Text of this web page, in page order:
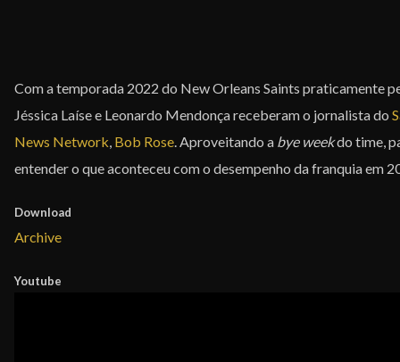
Com a temporada 2022 do New Orleans Saints praticamente
Jéssica Laíse e Leonardo Mendonça receberam o jornalista do
News Network, Bob Rose. Aproveitando a bye weekdo time,
entender o que aconteceu com o desempenho da franquia em
Download
Archive
Youtube